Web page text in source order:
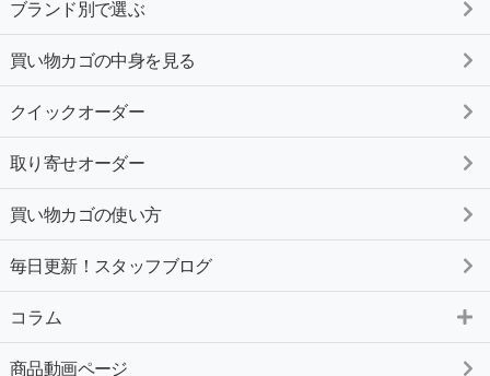
ブランド別で選ぶ
買い物カゴの中身を見る
クイックオーダー
取り寄せオーダー
買い物カゴの使い方
毎日更新！スタッフブログ
コラム
商品動画ページ